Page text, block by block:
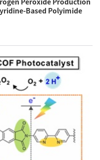
Based Polyimide